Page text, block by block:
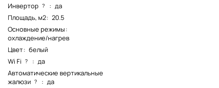
Инвертор ? : да
Площадь, м2: 20.5
Основные режимы:
охлаждение/нагрев
Цвет: белый
Wi Fi ? : да
Автоматические вертикальные
жалюзи ? : да